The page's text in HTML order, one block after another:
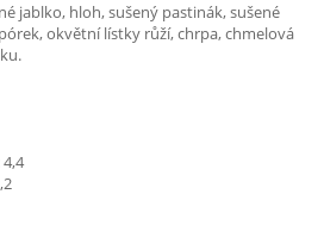
jablko, hloh, sušený pastinák, sušené
okvětní lístky růží, chrpa, chmelová